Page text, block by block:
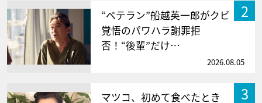
2
“ベテラン”船越英一郎がクビ
覚悟のパワハラ謝罪拒
否！“後輩”だけ…
2026.08.05
3
マツコ、初めて食べたとき